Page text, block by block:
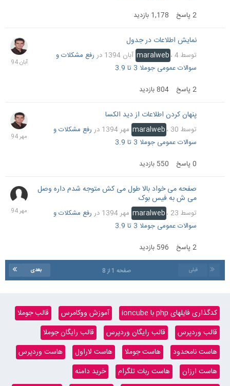
2پاسخ 1,178 بازدید
نمایش اطلاعات در جدول
توسط maralweb ،4 آبان 1394 دررفع مشکلات و
سوالات عمومی جوملا 3 تا 3.9
2پاسخ 804 بازدید
8
آبان
پنهان کردن اطلاعات از دید الکسا
توسط maralweb ،30 مهر 1394 دررفع مشکلات و
سوالات عمومی جوملا 3 تا 3.9
پاسخ 550 بازدید
30
مهر
صفحه می خواد بالا طول می کش متوجه شدم داره وصل
می ش به فیس بوک
توسط maralweb ،23 مهر 1394 دررفع مشکلات و
سوالات عمومی جوملا 3 تا 3.9
2پاسخ 596 بازدید
24
مهر
قبلی بعدی صفحه 1 از 8
کدگذاری فایلهای php با ioncube آموزش ووکامرس
قالب جوملا
قالب وردپرس
قالب رایگان وردپرس
قالب رایگان جوملا
هاست نامحدود
هاست جوملا هاست لاراول
هاست وردپرس
هاست ارزان
هاست ربات تلگرام
خرید دامنه